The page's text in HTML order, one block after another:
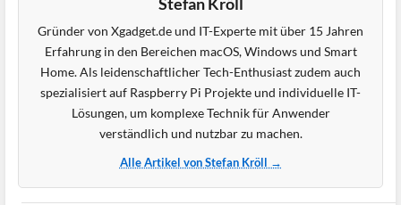
Gründer von Xgadget.de und IT-Experte mit über 15 Jahren
Erfahrung in den Bereichen macOS, Windows und Smart
Home. Als leidenschaftlicher Tech-Enthusiast zudem auch
spezialisiert auf Raspberry Pi Projekte und individuelle IT-
Lösungen, um komplexe Technik für Anwender
verständlich und nutzbar zu machen.
Alle Artikel von Stefan Kröll →